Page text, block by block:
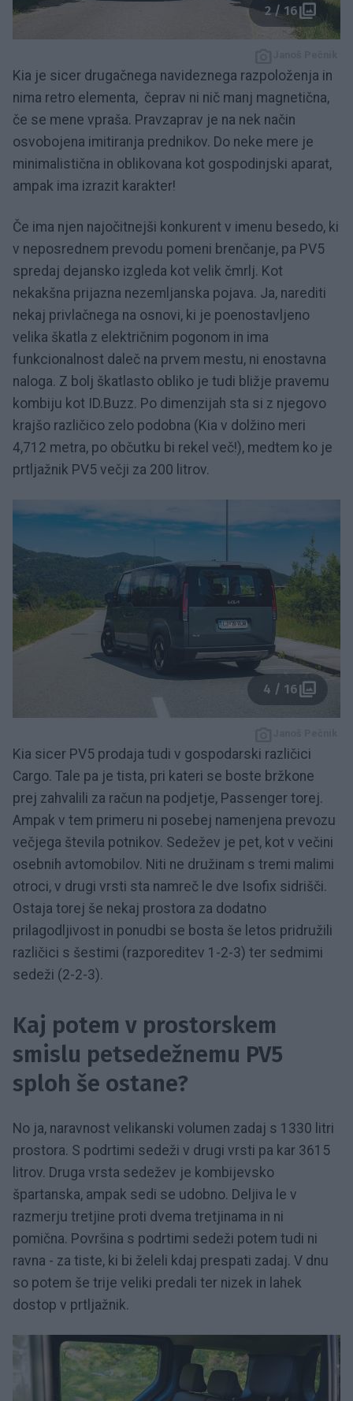
2 / 16
Kia je sicer drugačnega navideznega razpoloženja in
nima retro elementa, čeprav ni nič manj magnetična,
če se mene vpraša. Pravzaprav je na nek način
osvobojena imitiranja prednikov. Do neke mere je
minimalistična in oblikovana kot gospodinjski aparat,
ampak ima izrazit karakter!
Če ima njen najočitnejši konkurent v imenu besedo, ki
v neposrednem prevodu pomeni brenčanje, pa PV5
spredaj dejansko izgleda kot velik čmrlj. Kot
nekakšna prijazna nezemljanska pojava. Ja, narediti
nekaj privlačnega na osnovi, ki je poenostavljeno
velika škatla z električnim pogonom in ima
funkcionalnost daleč na prvem mestu, ni enostavna
naloga. Z bolj škatlasto obliko je tudi bližje pravemu
kombiju kot ID.Buzz. Po dimenzijah sta si z njegovo
krajšo različico zelo podobna (Kia v dolžino meri
4,712 metra, po občutku bi rekel več!), medtem ko je
prtljažnik PV5 večji za 200 litrov.
4 / 16
Kia sicer PV5 prodaja tudi v gospodarski različici
Cargo. Tale pa je tista, pri kateri se boste bržkone
prej zahvalili za račun na podjetje, Passenger torej.
Ampak v tem primeru ni posebej namenjena prevozu
večjega števila potnikov. Sedežev je pet, kot v večini
osebnih avtomobilov. Niti ne družinam s tremi malimi
otroci, v drugi vrsti sta namreč le dve Isofix sidrišči.
Ostaja torej še nekaj prostora za dodatno
prilagodljivost in ponudbi se bosta še letos pridružili
različici s šestimi (razporeditev 1-2-3) ter sedmimi
sedeži (2-2-3).
Kaj potem v prostorskem
smislu petsedežnemu PV5
sploh še ostane?
No ja, naravnost velikanski volumen zadaj s 1330 litri
prostora. S podrtimi sedeži v drugi vrsti pa kar 3615
litrov. Druga vrsta sedežev je kombijevsko
špartanska, ampak sedi se udobno. Deljiva le v
razmerju tretjine proti dvema tretjinama in ni
pomična. Površina s podrtimi sedeži potem tudi ni
ravna - za tiste, ki bi želeli kdaj prespati zadaj. V dnu
so potem še trije veliki predali ter nizek in lahek
dostop v prtljažnik.